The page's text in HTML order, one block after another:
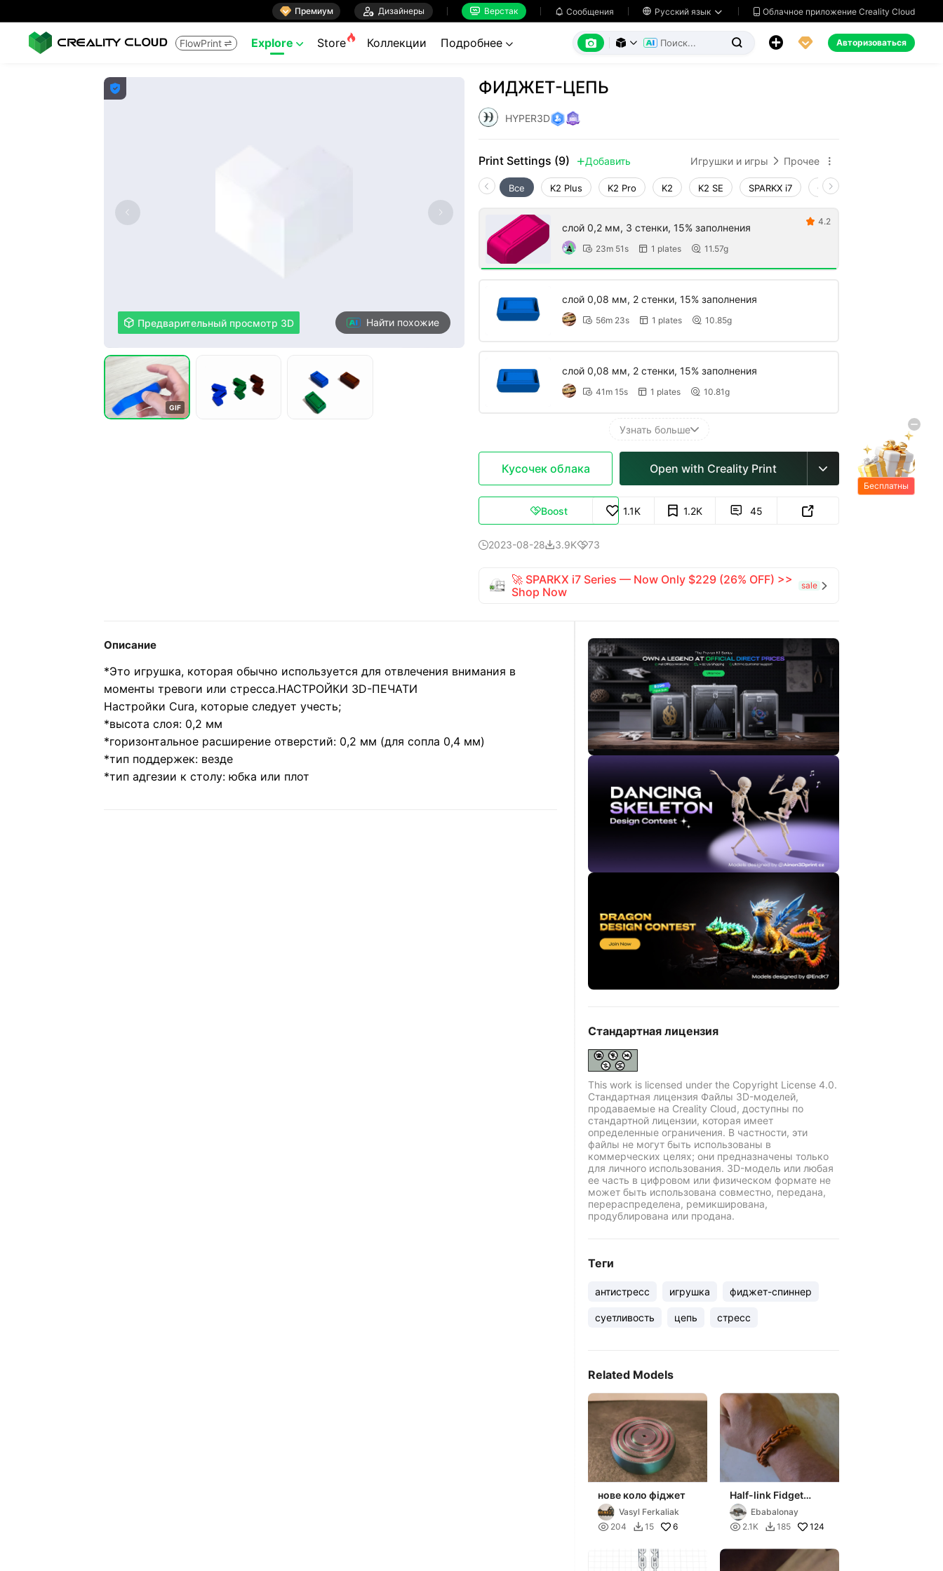
 Премиум  Дизайнеры  Верстак  Сообщения  Русский язык   Облачное приложение Creality Cloud
FlowPrint  Explore  Store Коллекции Подробнее        Авторизоваться

 Предварительный просмотр 3D Найти похожие
GIF
ФИДЖЕТ-ЦЕПЬ
HYPER3D
Print Settings (9)  Добавить Игрушки и игры  Прочее 
Все K2 Plus K2 Pro K2 K2 SE SPARKX i7 Creality Hi
слой 0,2 мм, 3 стенки, 15% заполнения
 23m 51s  1 plates  11.57g
 4.2
слой 0,08 мм, 2 стенки, 15% заполнения
 56m 23s  1 plates  10.85g
слой 0,08 мм, 2 стенки, 15% заполнения
 41m 15s  1 plates  10.81g
Узнать больше
Кусочек облака Open with Creality Print 
Boost 1.1K 1.2K  45 
2023-08-283.9K73
🚀 SPARKX i7 Series — Now Only $229 (26% OFF) >>
Shop Now
sale 
Описание
*Это игрушка, которая обычно используется для отвлечения внимания в
моменты тревоги или стресса.НАСТРОЙКИ 3D-ПЕЧАТИ
Настройки Cura, которые следует учесть;
*высота слоя: 0,2 мм
*горизонтальное расширение отверстий: 0,2 мм (для сопла 0,4 мм)
*тип поддержек: везде
*тип адгезии к столу: юбка или плот
Стандартная лицензия
This work is licensed under the Copyright License 4.0.
Стандартная лицензия Файлы 3D-моделей,
продаваемые на Creality Cloud, доступны по
стандартной лицензии, которая имеет
определенные ограничения. В частности, эти
файлы не могут быть использованы в
коммерческих целях; они предназначены только
для личного использования. 3D-модель или любая
ее часть в цифровом или физическом формате не
может быть использована совместно, передана,
перераспределена, ремикширована,
продублирована или продана.
Теги
антистресс игрушка фиджет-спиннер
суетливость цепь стресс
Related Models
нове коло фіджет
Vasyl Ferkaliak
 204  15 6
Half-link Fidget
BraceletEbabalonay
 2.1K  185 124
Бесплатны